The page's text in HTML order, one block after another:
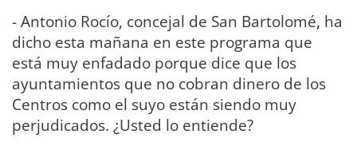
- Antonio Rocío, concejal de San Bartolomé, ha
dicho esta mañana en este programa que
está muy enfadado porque dice que los
ayuntamientos que no cobran dinero de los
Centros como el suyo están siendo muy
perjudicados. ¿Usted lo entiende?